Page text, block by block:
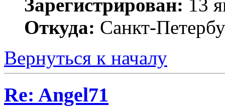
Зарегистрирован: 13
Откуда: Санкт-
Вернуться к началу
Re: Angel71